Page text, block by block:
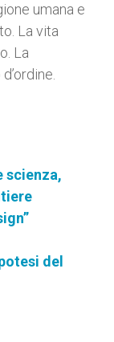
umana e
La vita
La
scienza,
del